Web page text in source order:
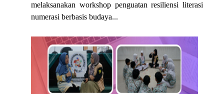
melaksanakan workshop penguatan resiliensi literasi
numerasi berbasis budaya...